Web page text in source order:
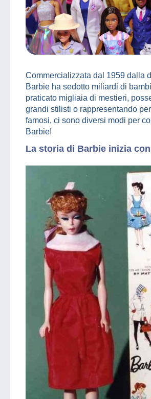
Commercializzata dal 1959 dalla
Barbie ha sedotto miliardi di
praticato migliaia di mestieri,
grandi stilisti o rappresentando
famosi, ci sono diversi modi per
Barbie!
La storia di Barbie inizia